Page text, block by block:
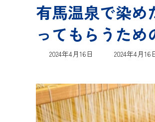
有馬温泉で染め
ってもらうため
2024年4月16日
最
新
日
時
:
2024年4月16